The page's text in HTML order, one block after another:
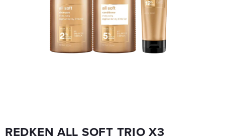
Redken Extreme Trio
Rek. pris 1 141 kr 758 kr
REDKEN ALL SOFT TRIO X3